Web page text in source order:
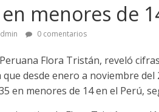
menores de
0 comentarios
Flora Tristán, reveló
que desde enero a noviembre
en menores de 14 en el Perú,